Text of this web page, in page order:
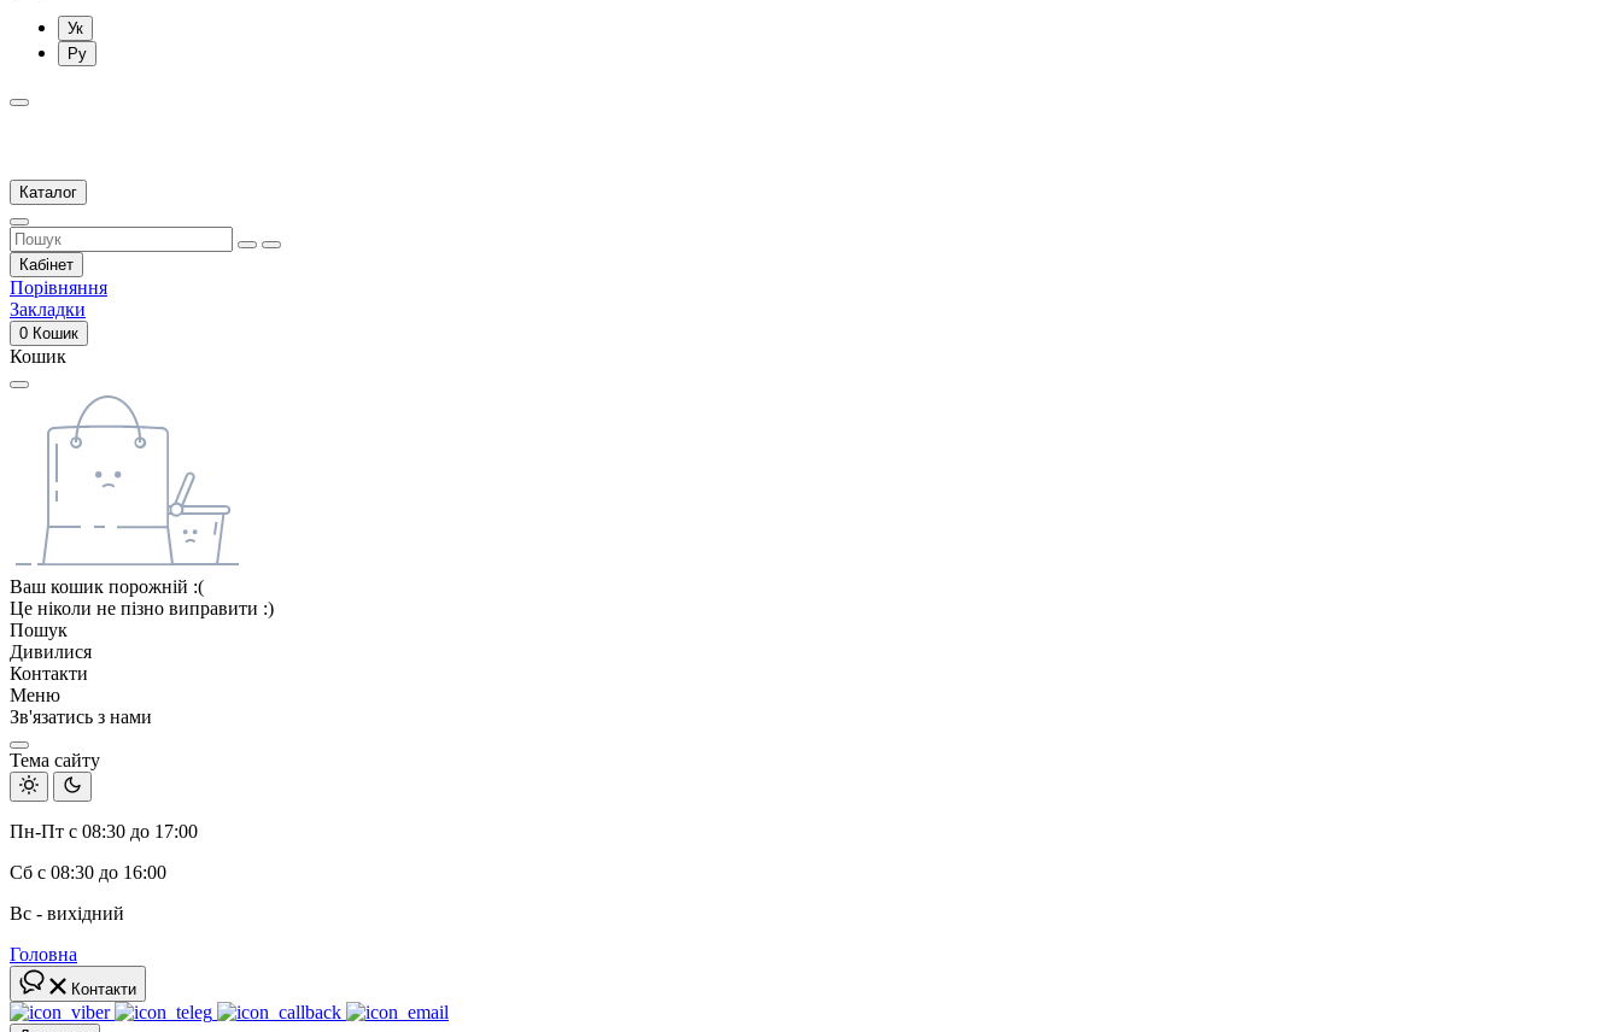
Ук
Ру
Каталог
Кабінет
Порівняння
Закладки
0 Кошик
Кошик
Ваш кошик порожній :(
Це ніколи не пізно виправити :)
Пошук
Дивилися
Контакти
Меню
Зв'язатись з нами
Тема сайту
Пн-Пт с 08:30 до 17:00
Сб с 08:30 до 16:00
Вс - вихідний
Головна
Контакти